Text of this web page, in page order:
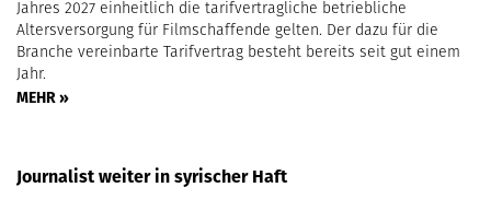
Jahres 2027 einheitlich die tarifvertragliche betriebliche
Altersversorgung für Filmschaffende gelten. Der dazu für die
Branche vereinbarte Tarifvertrag besteht bereits seit gut einem
Jahr.
MEHR »
Journalist weiter in syrischer Haft